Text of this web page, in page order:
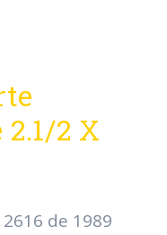
2 X
de 1989